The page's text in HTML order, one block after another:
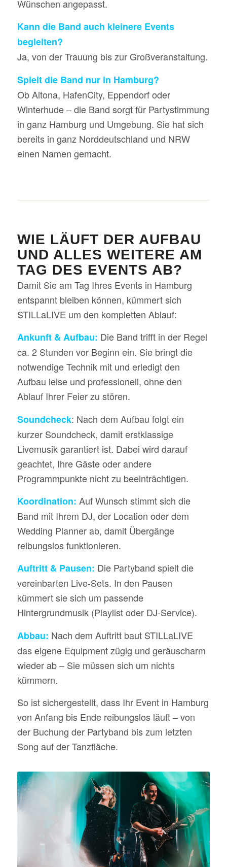
Wünschen angepasst.
Kann die Band auch kleinere Events
begleiten?
Ja, von der Trauung bis zur Großveranstaltung.
Spielt die Band nur in Hamburg?
Ob Altona, HafenCity, Eppendorf oder
Winterhude – die Band sorgt für Partystimmung
in ganz Hamburg und Umgebung. Sie hat sich
bereits in ganz Norddeutschland und NRW
einen Namen gemacht.
WIE LÄUFT DER AUFBAU
UND ALLES WEITERE AM
TAG DES EVENTS AB?
Damit Sie am Tag Ihres Events in Hamburg
entspannt bleiben können, kümmert sich
STILLaLIVE um den kompletten Ablauf:
Ankunft & Aufbau: Die Band trifft in der Regel
ca. 2 Stunden vor Beginn ein. Sie bringt die
notwendige Technik mit und erledigt den
Aufbau leise und professionell, ohne den
Ablauf Ihrer Feier zu stören.
Soundcheck: Nach dem Aufbau folgt ein
kurzer Soundcheck, damit erstklassige
Livemusik garantiert ist. Dabei wird darauf
geachtet, Ihre Gäste oder andere
Programmpunkte nicht zu beeinträchtigen.
Koordination: Auf Wunsch stimmt sich die
Band mit Ihrem DJ, der Location oder dem
Wedding Planner ab, damit Übergänge
reibungslos funktionieren.
Auftritt & Pausen: Die Partyband spielt die
vereinbarten Live-Sets. In den Pausen
kümmert sie sich um passende
Hintergrundmusik (Playlist oder DJ-Service).
Abbau: Nach dem Auftritt baut STILLaLIVE
das eigene Equipment zügig und geräuscharm
wieder ab – Sie müssen sich um nichts
kümmern.
So ist sichergestellt, dass Ihr Event in Hamburg
von Anfang bis Ende reibungslos läuft – von
der Buchung der Partyband bis zum letzten
Song auf der Tanzfläche.